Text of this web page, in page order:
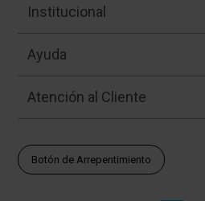
Institucional
Ayuda
Atención al Cliente
Botón de Arrepentimiento